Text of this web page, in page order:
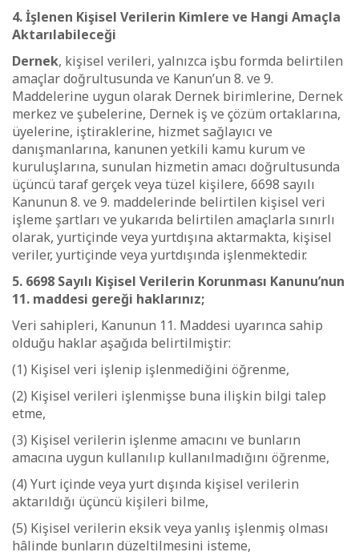
4. İşlenen Kişisel Verilerin Kimlere ve Hangi Amaçla
Aktarılabileceği
Dernek, kişisel verileri, yalnızca işbu formda belirtilen
amaçlar doğrultusunda ve Kanun’un 8. ve 9.
Maddelerine uygun olarak Dernek birimlerine, Dernek
merkez ve şubelerine, Dernek iş ve çözüm ortaklarına,
üyelerine, iştiraklerine, hizmet sağlayıcı ve
danışmanlarına, kanunen yetkili kamu kurum ve
kuruluşlarına, sunulan hizmetin amacı doğrultusunda
üçüncü taraf gerçek veya tüzel kişilere, 6698 sayılı
Kanunun 8. ve 9. maddelerinde belirtilen kişisel veri
işleme şartları ve yukarıda belirtilen amaçlarla sınırlı
olarak, yurtiçinde veya yurtdışına aktarmakta, kişisel
veriler, yurtiçinde veya yurtdışında işlenmektedir.
5. 6698 Sayılı Kişisel Verilerin Korunması Kanunu’nun
11. maddesi gereği haklarınız;
Veri sahipleri, Kanunun 11. Maddesi uyarınca sahip
olduğu haklar aşağıda belirtilmiştir:
(1) Kişisel veri işlenip işlenmediğini öğrenme,
(2) Kişisel verileri işlenmişse buna ilişkin bilgi talep
etme,
(3) Kişisel verilerin işlenme amacını ve bunların
amacına uygun kullanılıp kullanılmadığını öğrenme,
(4) Yurt içinde veya yurt dışında kişisel verilerin
aktarıldığı üçüncü kişileri bilme,
(5) Kişisel verilerin eksik veya yanlış işlenmiş olması
hâlinde bunların düzeltilmesini isteme,